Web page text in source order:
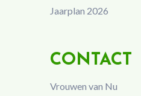
Jaarplan 2026
CONTACT
Vrouwen van Nu